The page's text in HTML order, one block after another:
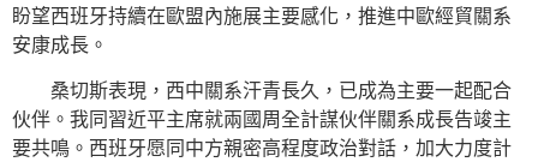
盼望西班牙持續在歐盟內施展主要感化，推進中歐經貿關系
安康成長。
桑切斯表現，西中關系汗青長久，已成為主要一起配合
伙伴。我同習近平主席就兩國周全計謀伙伴關系成長告竣主
要共鳴。西班牙愿同中方親密高程度政治對話，加大力度計